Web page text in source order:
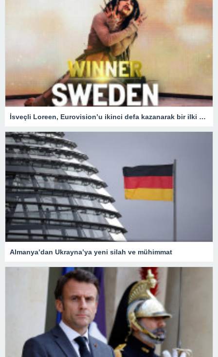
İsveçli Loreen, Eurovision’u ikinci defa kazanarak bir ilki gerçekleştirdi
Almanya’dan Ukrayna’ya yeni silah ve mühimmat